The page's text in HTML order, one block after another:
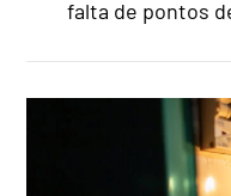
falta de pontos